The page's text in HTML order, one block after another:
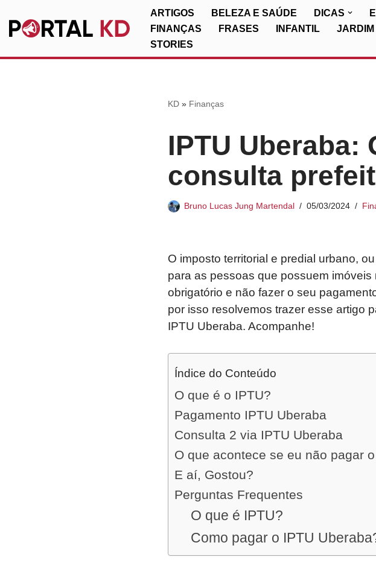
Pular
ARTIGOS BELEZA E SAÚDE DICAS
FINANÇAS
FRASES INFANTIL JARDIM
STORIES
KD» Finanças
IPTU Uberaba:
consulta
Bruno Lucas Jung Martendal 05/03/2024
O imposto territorial e predial urbano,
para as pessoas que possuem
obrigatório e não fazer o seu
por isso resolvemos trazer esse artigo
IPTU Uberaba. Acompanhe!
Índice do Conteúdo
O que é o IPTU?
Pagamento IPTU Uberaba
Consulta 2 via IPTU Uberaba
O que acontece se eu não pagar
E aí, Gostou?
Perguntas Frequentes
O que é IPTU?
Como pagar o IPTU